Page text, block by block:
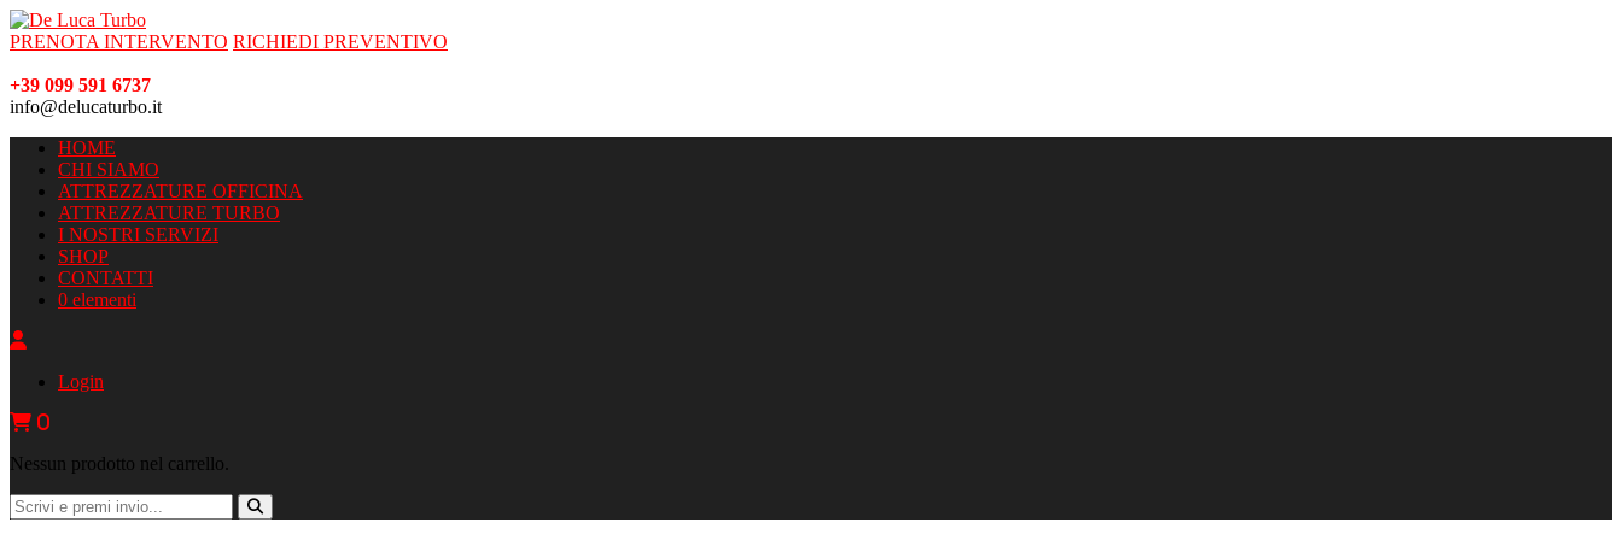
PRENOTA INTERVENTO RICHIEDI PREVENTIVO
+39 099 591 6737
info@delucaturbo.it
HOME
CHI SIAMO
ATTREZZATURE OFFICINA
ATTREZZATURE TURBO
I NOSTRI SERVIZI
SHOP
CONTATTI
0 elementi
Login
0
Nessun prodotto nel carrello.